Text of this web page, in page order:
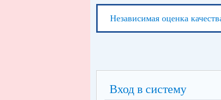
Независимая оценка
Вход в систему